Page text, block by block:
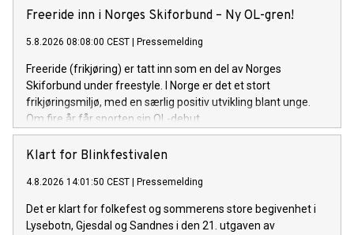
Freeride inn i Norges Skiforbund – Ny OL-gren!
5.8.2026 08:08:00 CEST Pressemelding
Freeride (frikjøring) er tatt inn som en del av Norges
Skiforbund under freestyle. I Norge er det et stort
frikjøringsmiljø, med en særlig positiv utvikling blant unge.
Om fire år får sporten sin OL-debut.
Klart for Blinkfestivalen
4.8.2026 14:01:50 CEST Pressemelding
Det er klart for folkefest og sommerens store begivenhet i
Lysebotn, Gjesdal og Sandnes i den 21. utgaven av